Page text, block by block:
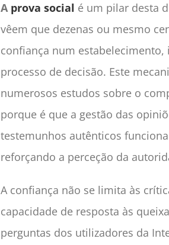
A prova social é um pilar desta
vêem que dezenas ou mesmo
confiança num
processo de decisão. Este
numerosos estudos sobre o
porque é que a gestão das
testemunhos autênticos
reforçando a perceção da
A confiança não se limita às
capacidade de resposta às
perguntas dos utilizadores da